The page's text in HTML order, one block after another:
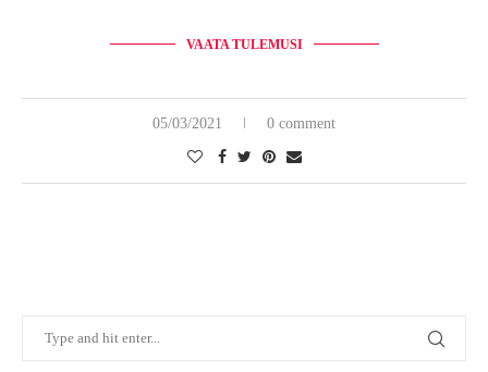
VAATA TULEMUSI
05/03/2021 0 comment